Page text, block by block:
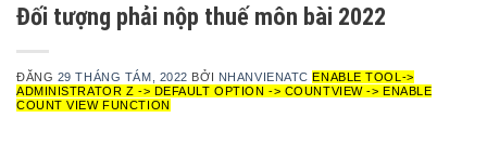
Đối tượng phải nộp thuế môn bài 2022
ĐĂNG 29 THÁNG TÁM, 2022 BỞI NHANVIENATC ENABLE TOOL->
ADMINISTRATOR Z -> DEFAULT OPTION -> COUNTVIEW -> ENABLE
COUNT VIEW FUNCTION